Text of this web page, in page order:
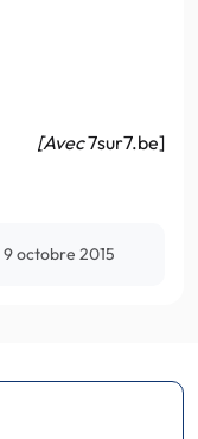
[Avec7sur7.be]
9 octobre 2015